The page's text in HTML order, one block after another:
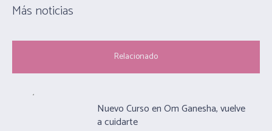
Más noticias
Relacionado
Nuevo Curso en Om Ganesha, vuelve
a cuidarte